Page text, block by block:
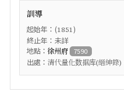
訓導
起始年：(1851)
終止年：未詳
地點： 徐州府 7590
出處： 清代量化数据库(縉紳錄)